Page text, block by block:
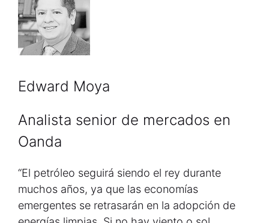
Edward Moya
Analista senior de mercados en
Oanda
“El petróleo seguirá siendo el rey durante
muchos años, ya que las economías
emergentes se retrasarán en la adopción de